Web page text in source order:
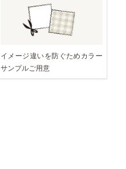
イメージ違いを防ぐためカラー
サンプルご用意